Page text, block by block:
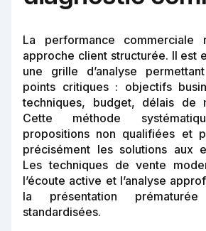
La performance commerciale
approche client structurée. Il est
une grille d’analyse
points critiques : objectifs
techniques, budget, délais de
Cette méthode
propositions non qualifiées et
précisément les solutions aux
Les techniques de vente
l’écoute active et l’analyse
la présentation
standardisées.